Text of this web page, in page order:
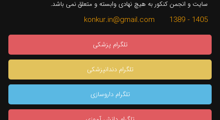
سایت و انجمن کنکور به هیچ نهادی وابسته و متعلق نمی باشد.
1405 - 1389 konkur.in@gmail.com
تلگرام پزشکی
تلگرام دندانپزشکی
تلگرام داروسازی